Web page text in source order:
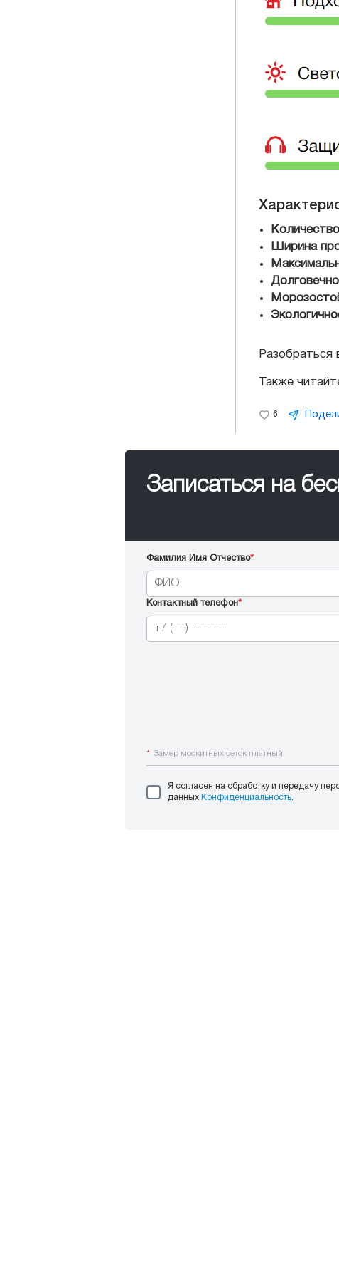
Ширина
Разобраться
Также
6
Записаться на
Фамилия Имя Отчество*
Контактный телефон*
* Замер москитных сеток платный
Я согласен на обработку и передачу
данных Конфиденциальность